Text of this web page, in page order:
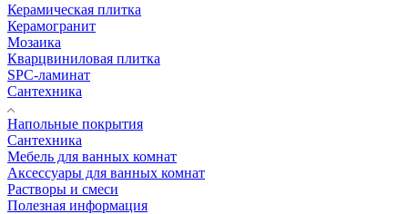
Керамическая плитка
Керамогранит
Мозаика
Кварцвиниловая плитка
SPC-ламинат
Сантехника
Напольные покрытия
Сантехника
Мебель для ванных комнат
Аксессуары для ванных комнат
Растворы и смеси
Полезная информация